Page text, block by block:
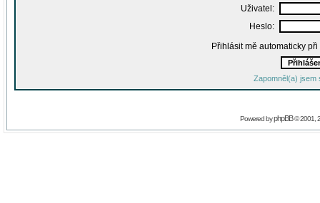
Uživatel:
Heslo:
Přihlásit mě automaticky
Zapomněl(a) jsem
Powered byphpBB© 2001,